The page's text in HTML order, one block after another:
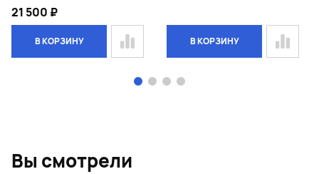
21 500 ₽
В КОРЗИНУ В КОРЗИНУ
Вы смотрели